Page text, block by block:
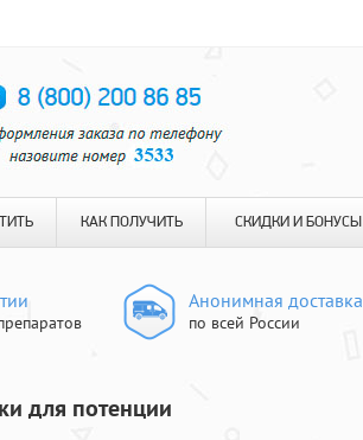
КАК ПОЛУЧИТЬ СКИДКИ И БОНУСЫ
Анонимная доставка
по всей России
для потенции